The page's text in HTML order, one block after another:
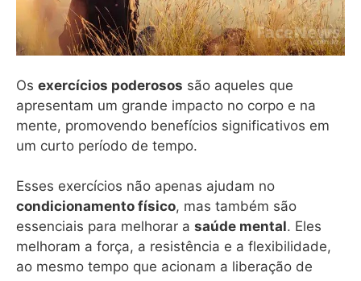
Os exercícios poderosos são aqueles que
apresentam um grande impacto no corpo e na
mente, promovendo benefícios significativos em
um curto período de tempo.
Esses exercícios não apenas ajudam no
condicionamento físico, mas também são
essenciais para melhorar a saúde mental. Eles
melhoram a força, a resistência e a flexibilidade,
ao mesmo tempo que acionam a liberação de